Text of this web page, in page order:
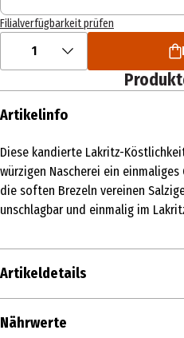
Filialverfügbarkeit prüfen
1
Artikelinfo
Diese kandierte Lakritz-
würzigen Nascherei ein einmaliges
die soften Brezeln vereinen
unschlagbar und einmalig im
Artikeldetails
Inhalt
Nährwerte